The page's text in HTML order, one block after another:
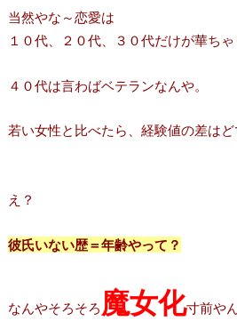
当然やな～恋愛は
１０代、２０代、３０代だけが華ちゃ
４０代は言わばベテランなんや。
若い女性と比べたら、経験値の差はど
え？
彼氏いない歴＝年齢やって？
なんやそろそろ 魔女化寸前や